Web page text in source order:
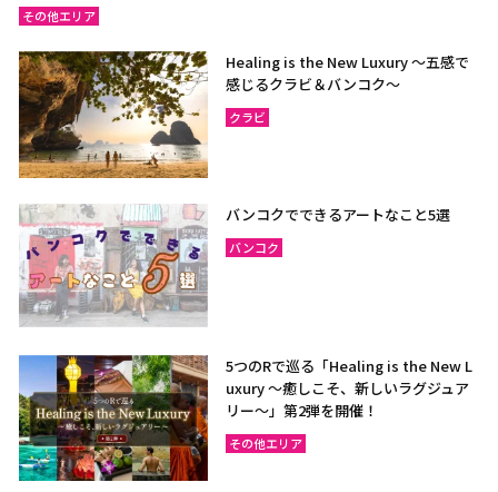
その他エリア
Healing is the New Luxury ～五感で
感じるクラビ＆バンコク～
クラビ
バンコクでできるアートなこと5選
バンコク
5つのRで巡る「Healing is the New L
uxury ～癒しこそ、新しいラグジュア
リー〜」第2弾を開催！
その他エリア